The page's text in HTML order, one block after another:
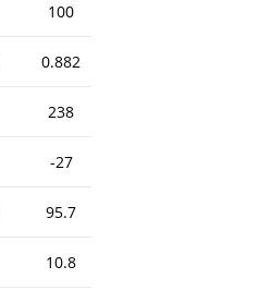
100
0.882
238
-27
95.7
10.8